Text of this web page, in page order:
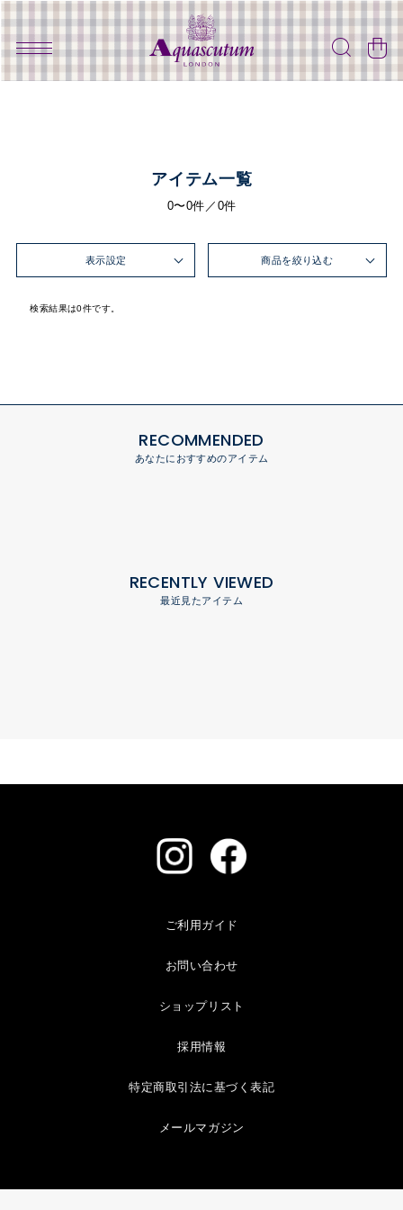
アイテム一覧
0〜0件／0件
表示設定 商品を絞り込む
検索結果は0件です。
RECOMMENDED
あなたにおすすめのアイテム
RECENTLY VIEWED
最近見たアイテム
ご利用ガイド
お問い合わせ
ショップリスト
採用情報
特定商取引法に基づく表記
メールマガジン